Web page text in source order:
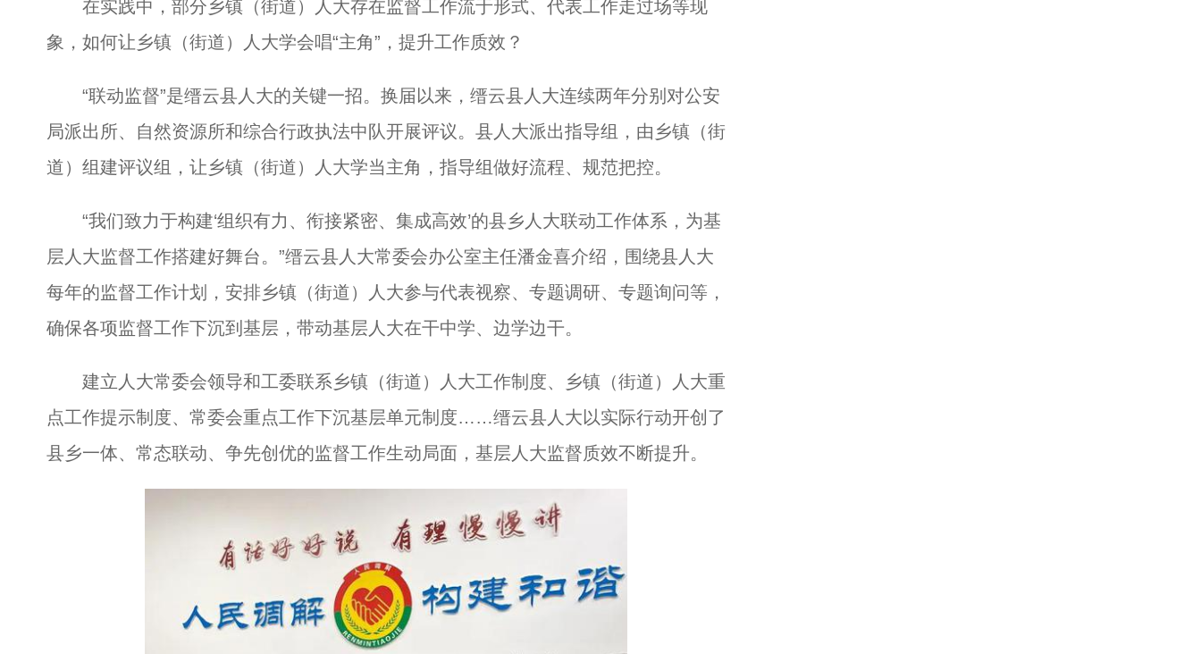
在实践中，部分乡镇（街道）人大存在监督工作流于形式、代表工作走过场等现
象，如何让乡镇（街道）人大学会唱“主角”，提升工作质效？
“联动监督”是缙云县人大的关键一招。换届以来，缙云县人大连续两年分别对公安
局派出所、自然资源所和综合行政执法中队开展评议。县人大派出指导组，由乡镇（街
道）组建评议组，让乡镇（街道）人大学当主角，指导组做好流程、规范把控。
“我们致力于构建‘组织有力、衔接紧密、集成高效’的县乡人大联动工作体系，为基
层人大监督工作搭建好舞台。”缙云县人大常委会办公室主任潘金喜介绍，围绕县人大
每年的监督工作计划，安排乡镇（街道）人大参与代表视察、专题调研、专题询问等，
确保各项监督工作下沉到基层，带动基层人大在干中学、边学边干。
建立人大常委会领导和工委联系乡镇（街道）人大工作制度、乡镇（街道）人大重
点工作提示制度、常委会重点工作下沉基层单元制度……缙云县人大以实际行动开创了
县乡一体、常态联动、争先创优的监督工作生动局面，基层人大监督质效不断提升。